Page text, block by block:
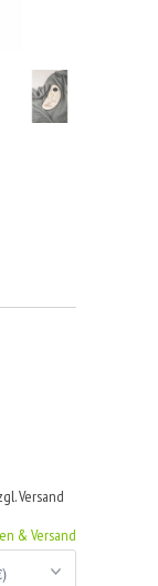
Versand
& Versand